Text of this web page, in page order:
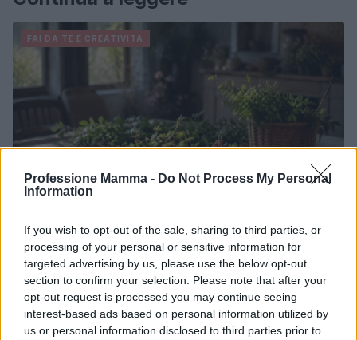
Professione Mamma - Do Not Process My Personal
Information
If you wish to opt-out of the sale, sharing to third parties, or
processing of your personal or sensitive information for
targeted advertising by us, please use the below opt-out
section to confirm your selection. Please note that after your
opt-out request is processed you may continue seeing
interest-based ads based on personal information utilized by
us or personal information disclosed to third parties prior to
FAI DA TE E CREATIVITÀ
Ghirlande naturali con legno, foglie e fiori: tutorial
facile per famiglie
Emanuele Galli · 26 Lug 2026
FAI DA TE E CREATIVITÀ